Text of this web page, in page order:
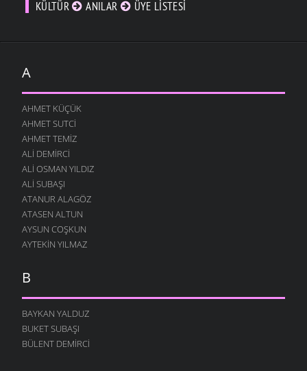
KÜLTÜR ANILAR ÜYE LISTESI
A
AHMET KÜÇÜK
AHMET SUTCI
AHMET TEMIZ
ALI DEMIRCI
ALI OSMAN YILDIZ
ALI SUBAŞI
ATANUR ALAGÖZ
ATASEN ALTUN
AYSUN COŞKUN
AYTEKIN YILMAZ
B
BAYKAN YALDUZ
BUKET SUBAŞI
BÜLENT DEMIRCI